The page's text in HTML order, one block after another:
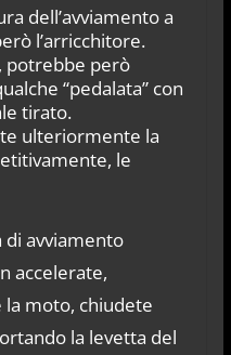
dell’avviamento a
l’arricchitore.
potrebbe però
“pedalata” con
tirato.
ulteriormente la
le
avviamento
accelerate,
la moto, chiudete
la levetta del